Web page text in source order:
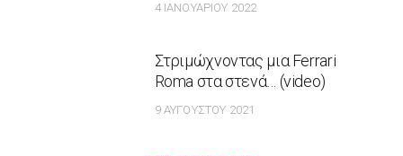
4 ΙΑΝΟΥΑΡΊΟΥ 2022
Στριμώχνοντας μια Ferrari
Roma στα στενά… (video)
9 ΑΥΓΟΎΣΤΟΥ 2021